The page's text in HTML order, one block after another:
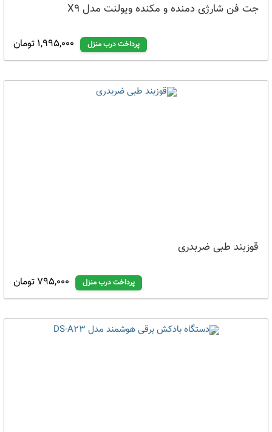
جت فن شارژی دمنده و مکنده ویولنت مدل X9
1,995,000 تومان پرداخت درب منزل
قوزبند طبی ضربدری
795,000 تومان پرداخت درب منزل